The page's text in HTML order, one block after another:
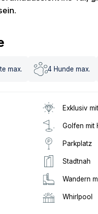
max. 4 Hunde max.
Exklusiv
Golfen mit
Parkplatz
Stadtnah
Wandern
Whirlpool